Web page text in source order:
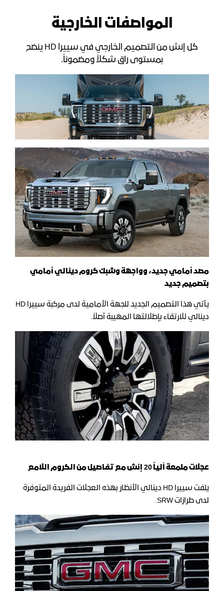
المواصفات الخارجية
كل إنش من التصميم الخارجي في سييرا HD ينضح
بمستوى راق شكلاً ومضموناً.
مصد أمامي جديد، وواجهة وشبك كروم دينالي أمامي
بتصميم جديد
يأتي هذا التصميم الجديد للجهة الأمامية لدى مركبة سييرا HD
دينالي للارتقاء بإطلالتها المهيبة أصلاً.
عجلات ملمعة آلياً20 إنش مع تفاصيل من الكروم اللامع
يلفت سييرا HD دينالي الأنظار بهذه العجلات الفريدة المتوفرة
لدى طرازات SRW.